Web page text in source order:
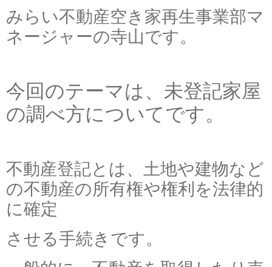
みらい不動産空き家再生事業部マ
ネージャーの寺山です。
今回のテーマは、未登記家屋
の調べ方についてです。
不動産登記とは、土地や建物など
の不動産の所有権や権利を法律的
に確定
させる手続きです。